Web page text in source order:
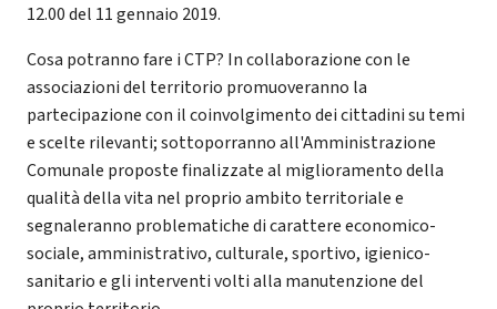
12.00 del 11 gennaio 2019.
Cosa potranno fare i CTP? In collaborazione con le
associazioni del territorio promuoveranno la
partecipazione con il coinvolgimento dei cittadini su temi
e scelte rilevanti; sottoporranno all'Amministrazione
Comunale proposte finalizzate al miglioramento della
qualità della vita nel proprio ambito territoriale e
segnaleranno problematiche di carattere economico-
sociale, amministrativo, culturale, sportivo, igienico-
sanitario e gli interventi volti alla manutenzione del